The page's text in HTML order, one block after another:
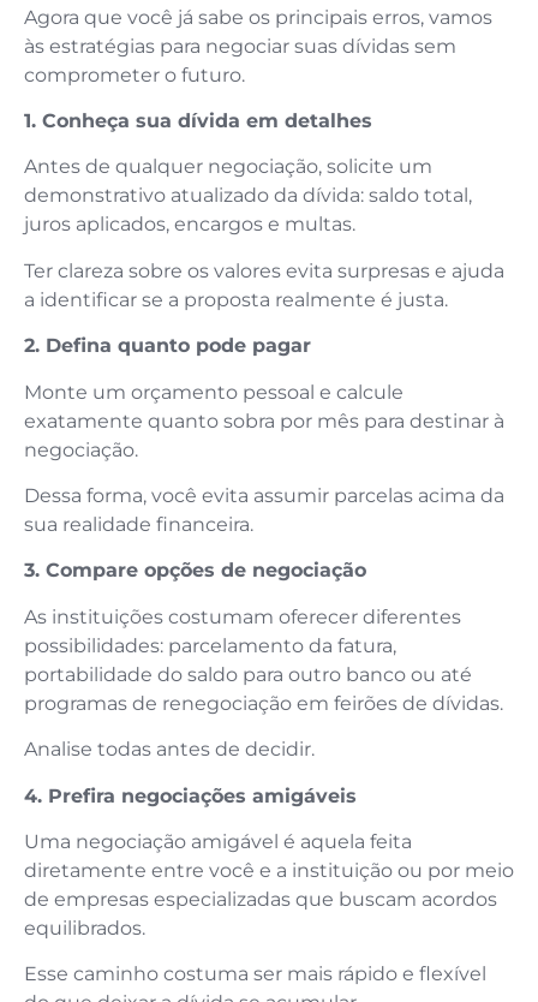
Agora que você já sabe os principais erros, vamos
às estratégias para negociar suas dívidas sem
comprometer o futuro.
1. Conheça sua dívida em detalhes
Antes de qualquer negociação, solicite um
demonstrativo atualizado da dívida: saldo total,
juros aplicados, encargos e multas.
Ter clareza sobre os valores evita surpresas e ajuda
a identificar se a proposta realmente é justa.
2. Defina quanto pode pagar
Monte um orçamento pessoal e calcule
exatamente quanto sobra por mês para destinar à
negociação.
Dessa forma, você evita assumir parcelas acima da
sua realidade financeira.
3. Compare opções de negociação
As instituições costumam oferecer diferentes
possibilidades: parcelamento da fatura,
portabilidade do saldo para outro banco ou até
programas de renegociação em feirões de dívidas.
Analise todas antes de decidir.
4. Prefira negociações amigáveis
Uma negociação amigável é aquela feita
diretamente entre você e a instituição ou por meio
de empresas especializadas que buscam acordos
equilibrados.
Esse caminho costuma ser mais rápido e flexível